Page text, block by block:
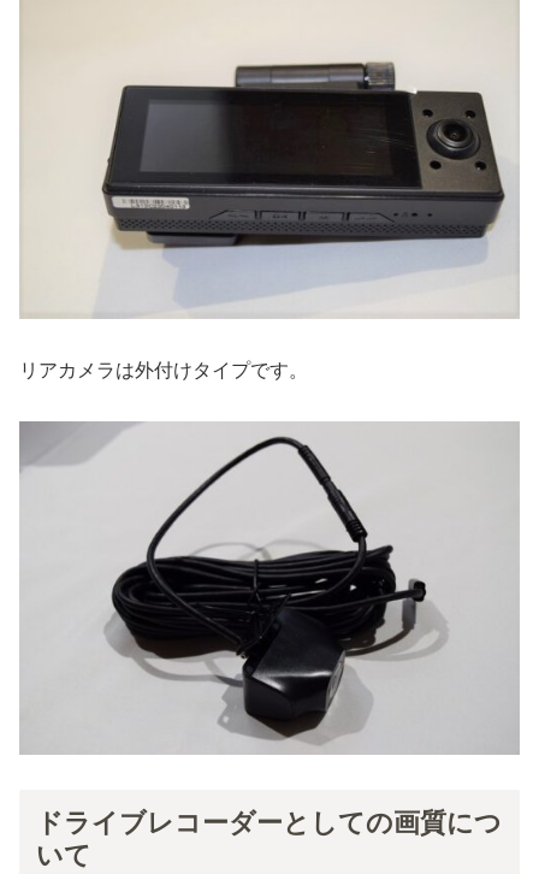
リアカメラは外付けタイプです。
ドライブレコーダーとしての画質につ
いて